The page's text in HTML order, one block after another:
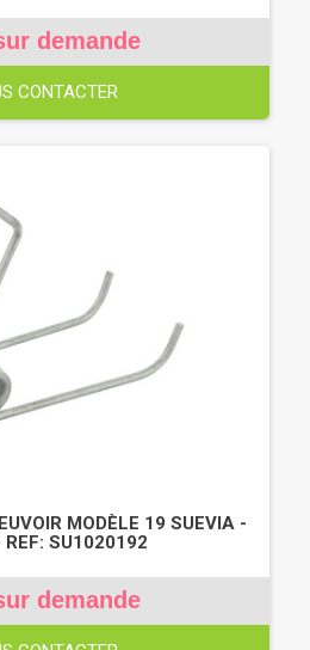
demande
CONTACTER
MODÈLE 19 SUEVIA -
REF: SU1020192
demande